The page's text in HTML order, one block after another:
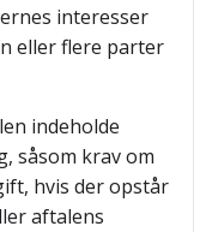
interesser
eller flere parter
indeholde
såsom krav om
hvis der opstår
aftalens